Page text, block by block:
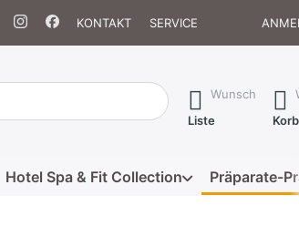
KONTAKT SERVICE
erste Ergebnisse. Drücken Sie
Wunsch
Liste
Korb
Hotel Spa & Fit Collection Präparate-